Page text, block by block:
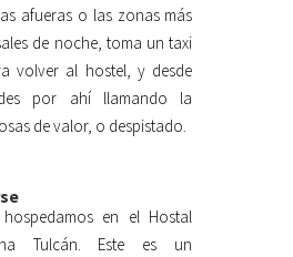
afueras o las zonas más
de noche, toma un taxi
volver al hostel, y desde
por ahí llamando la
de valor, o despistado.
en el Hostal
Tulcán. Este es un